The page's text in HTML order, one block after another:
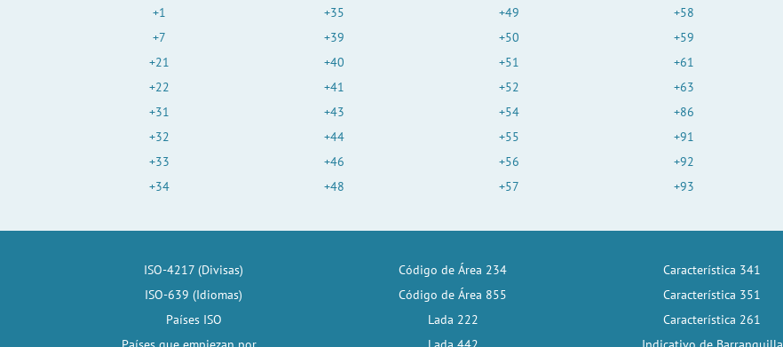
+1
+7
+21
+22
+31
+32
+33
+34
+35
+39
+40
+41
+43
+44
+46
+48
+49
+50
+51
+52
+54
+55
+56
+57
+58
+59
+61
+63
+86
+91
+92
+93
ISO-4217 (Divisas)
ISO-639 (Idiomas)
Países ISO
Código de Área 234
Código de Área 855
Lada 222
Característica 341
Característica 351
Característica 261